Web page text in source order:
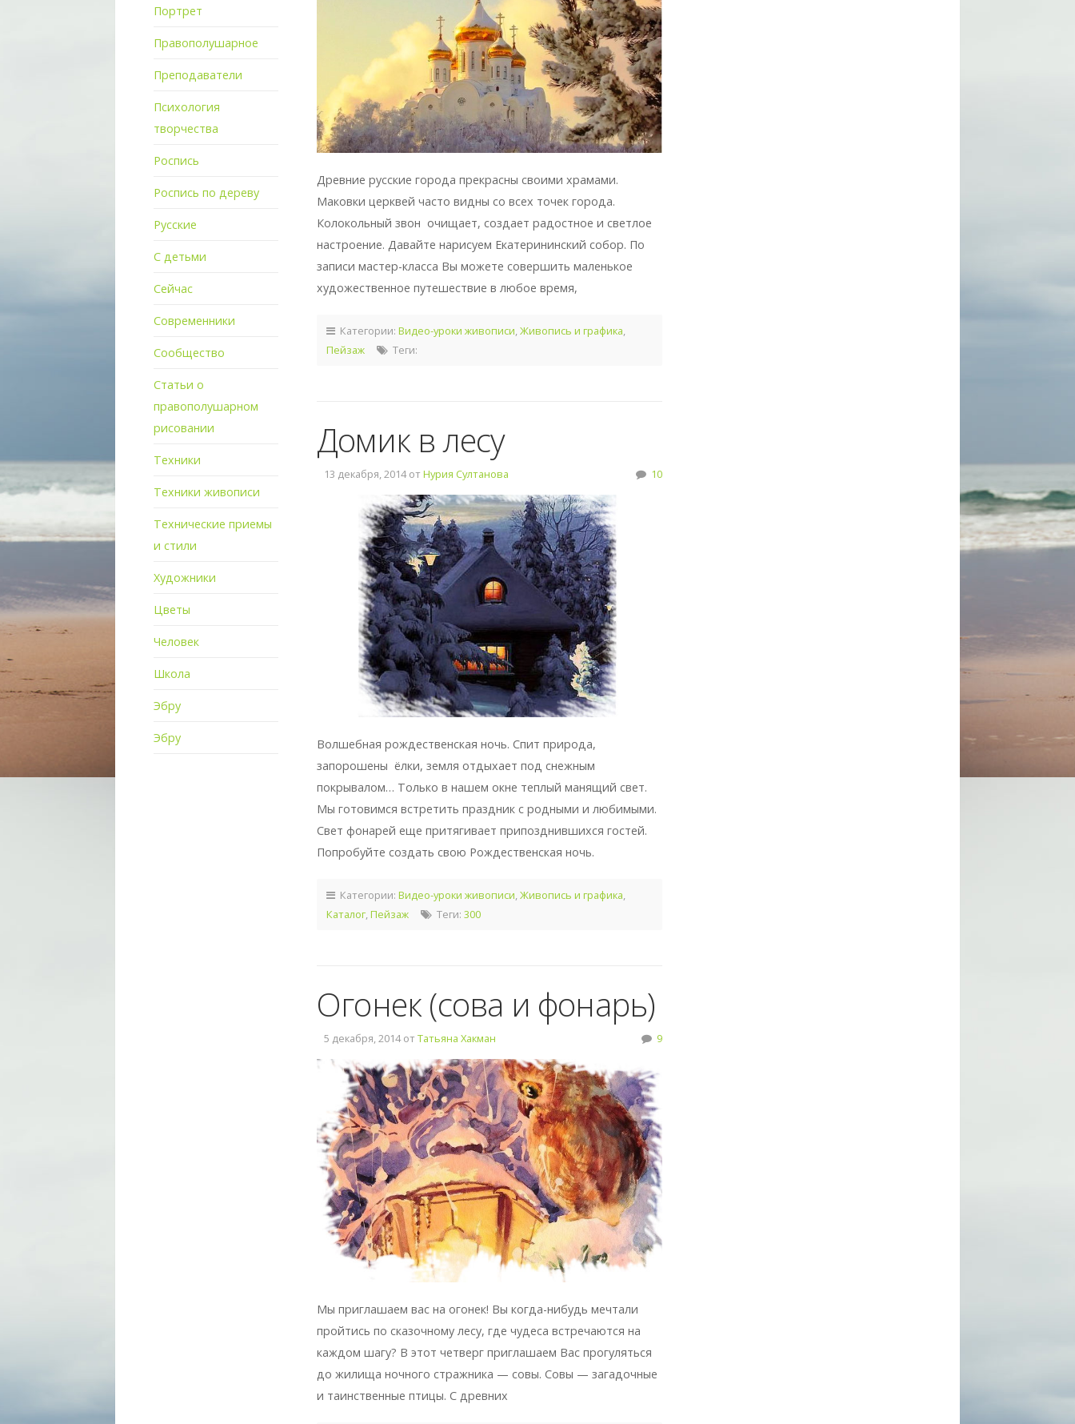
Портрет
Правополушарное
Преподаватели
Психология
творчества
Роспись
Роспись по дереву
Русские
С детьми
Сейчас
Современники
Сообщество
Статьи о
правополушарном
рисовании
Техники
Техники живописи
Технические приемы
и стили
Художники
Цветы
Человек
Школа
Эбру
Эбру
Древние русские города прекрасны своими храмами.
Маковки церквей часто видны со всех точек города.
Колокольный звон очищает, создает радостное и светлое
настроение. Давайте нарисуем Екатерининский собор. По
записи мастер-класса Вы можете совершить маленькое
художественное путешествие в любое время,
Категории: Видео-уроки живописи,Живопись и графика,
Пейзаж
Теги:
Домик в лесу
13 декабря, 2014 от Нурия Султанова 10
Волшебная рождественская ночь. Спит природа,
запорошены ёлки, земля отдыхает под снежным
покрывалом… Только в нашем окне теплый манящий свет.
Мы готовимся встретить праздник с родными и любимыми.
Свет фонарей еще притягивает припозднившихся гостей.
Попробуйте создать свою Рождественская ночь.
Категории: Видео-уроки живописи,Живопись и графика,
Каталог,Пейзаж Теги: 300
Огонек (сова и фонарь)
5 декабря, 2014 от Татьяна Хакман 9
Мы приглашаем вас на огонек! Вы когда-нибудь мечтали
пройтись по сказочному лесу, где чудеса встречаются на
каждом шагу? В этот четверг приглашаем Вас прогуляться
до жилища ночного стражника — совы. Совы — загадочные
и таинственные птицы. С древних